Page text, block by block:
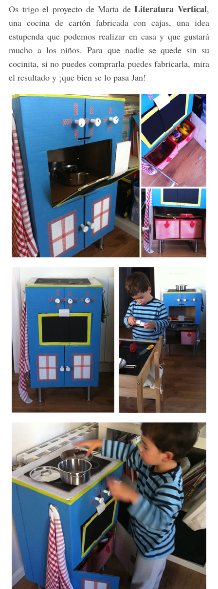
Os trigo el proyecto de Marta deLiteratura Vertical,
una cocina de cartón fabricada con cajas, una idea
estupenda que podemos realizar en casa y que gustará
mucho a los niños. Para que nadie se quede sin su
cocinita, si no puedes comprarla puedes fabricarla, mira
el resultado y ¡que bien se lo pasa Jan!